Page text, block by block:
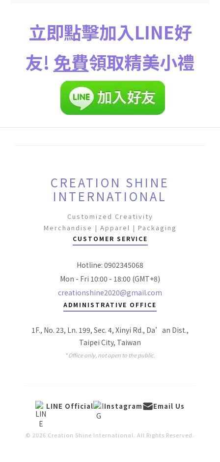
立即點擊加入LINE好
友! 免費領取精美小禮
CREATION SHINE
INTERNATIONAL
Customized Creativity
Merchandise | Apparel | Packaging
CUSTOMER SERVICE
Hotline: 0902345068
Mon - Fri 10:00 - 18:00 (GMT+8)
creationshine2020@gmail.com
ADMINISTRATIVE OFFICE
1F., No. 23, Ln. 199, Sec. 4, Xinyi Rd., Da’an Dist.,
Taipei City, Taiwan
* Office only, not open to the public.
LINE Official Instagram Email Us
© 2026 Creation Shine International. All Rights Reserved.